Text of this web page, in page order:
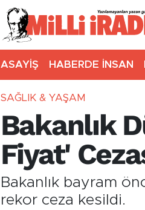
ASAYİŞ HABERDE İNSAN
SAĞLIK & YAŞAM
Bakanlık
Fiyat'
Bakanlık bayram
rekor ceza kesildi.